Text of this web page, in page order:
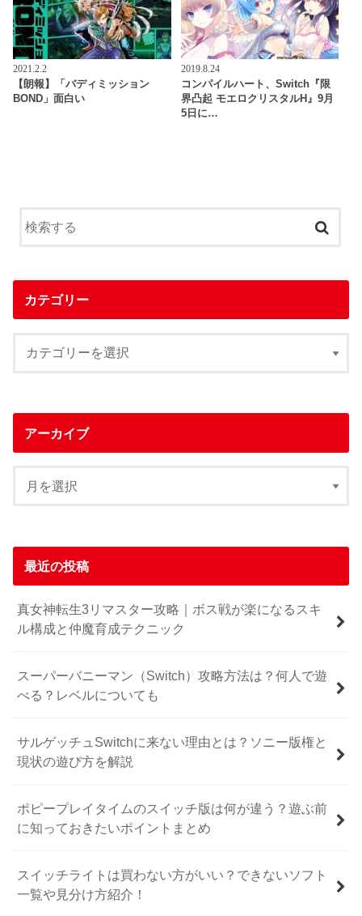
2021.2.2
【朗報】「バディミッション
BOND」面白い
2019.8.24
コンパイルハート、Switch『限
界凸起 モエロクリスタルH』9月
5日に…
カテゴリー
アーカイブ
最近の投稿
真女神転生3リマスター攻略｜ボス戦が楽になるスキ
ル構成と仲魔育成テクニック
スーパーバニーマン（Switch）攻略方法は？何人で遊
べる？レベルについても
サルゲッチュSwitchに来ない理由とは？ソニー版権と
現状の遊び方を解説
ポピープレイタイムのスイッチ版は何が違う？遊ぶ前
に知っておきたいポイントまとめ
スイッチライトは買わない方がいい？できないソフト
一覧や見分け方紹介！